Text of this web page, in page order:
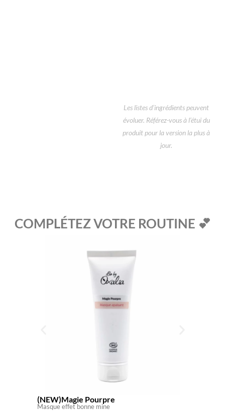
Les listes d’ingrédients peuvent
évoluer. Référez-vous à l’étui du
produit pour la version la plus à
jour.
COMPLÉTEZ VOTRE ROUTINE 💕
(NEW)Magie Pourpre
Masque effet bonne mine